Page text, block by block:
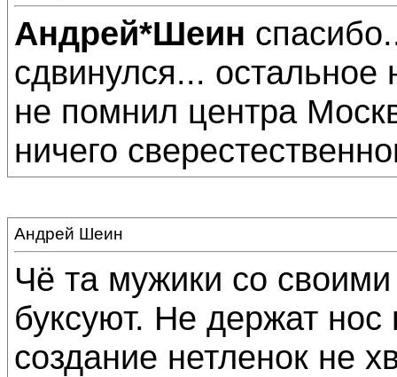
Андрей*Шеин
сдвинулся...
не помнил центра
ничего
Андрей Шеин
Чё та мужики со
буксуют. Не держат
создание нетленок не